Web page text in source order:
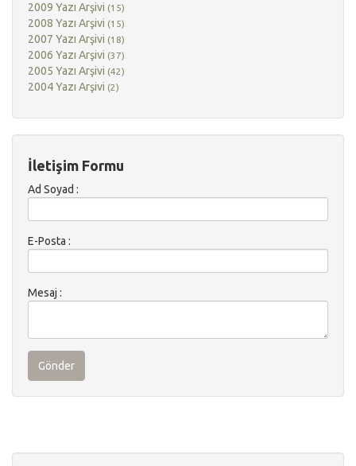
2009 Yazı Arşivi (15)
2008 Yazı Arşivi (15)
2007 Yazı Arşivi (18)
2006 Yazı Arşivi (37)
2005 Yazı Arşivi (42)
2004 Yazı Arşivi (2)
İletişim Formu
Ad Soyad :
E-Posta :
Mesaj :
Gönder